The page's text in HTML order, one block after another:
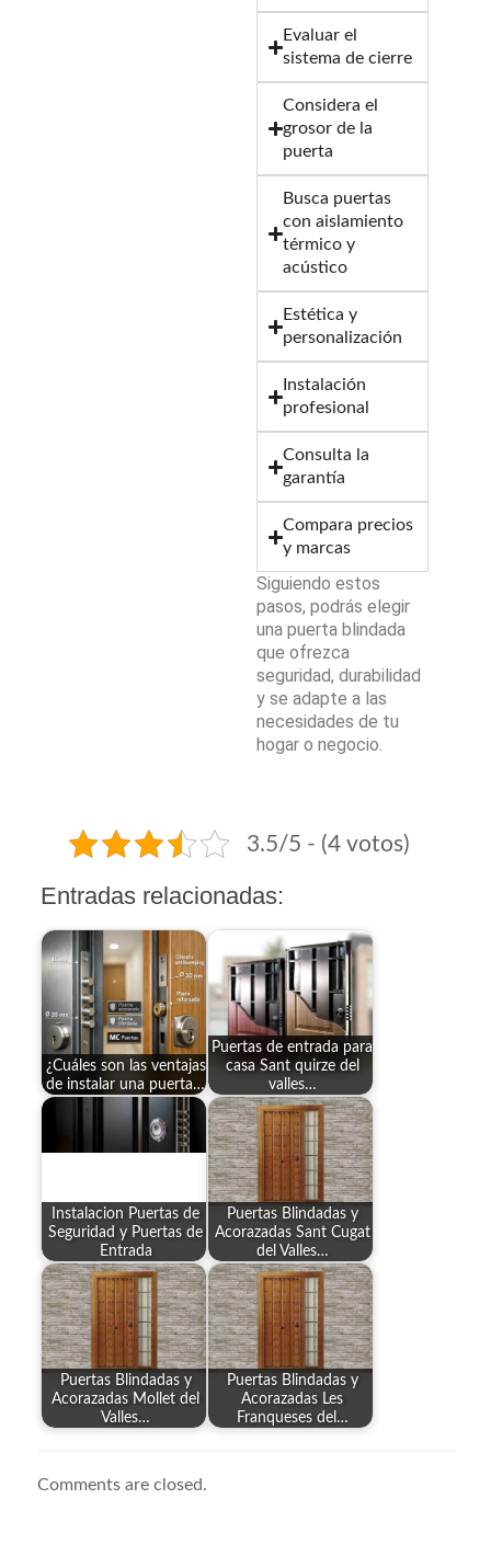
Evaluar el
sistema de cierre
Considera el
grosor de la
puerta
Busca puertas
con aislamiento
térmico y
acústico
Estética y
personalización
Instalación
profesional
Consulta la
garantía
Compara precios
y marcas
Siguiendo estos
pasos, podrás elegir
una puerta blindada
que ofrezca
seguridad, durabilidad
y se adapte a las
necesidades de tu
hogar o negocio.
3.5/5 - (4 votos)
Entradas relacionadas:
¿Cuáles son las ventajas
de instalar una puerta…
Puertas de entrada para
casa Sant quirze del
valles…
Instalacion Puertas de
Seguridad y Puertas de
Entrada
Puertas Blindadas y
Acorazadas Sant Cugat
del Valles…
Puertas Blindadas y
Acorazadas Mollet del
Valles…
Puertas Blindadas y
Acorazadas Les
Franqueses del…
Comments are closed.